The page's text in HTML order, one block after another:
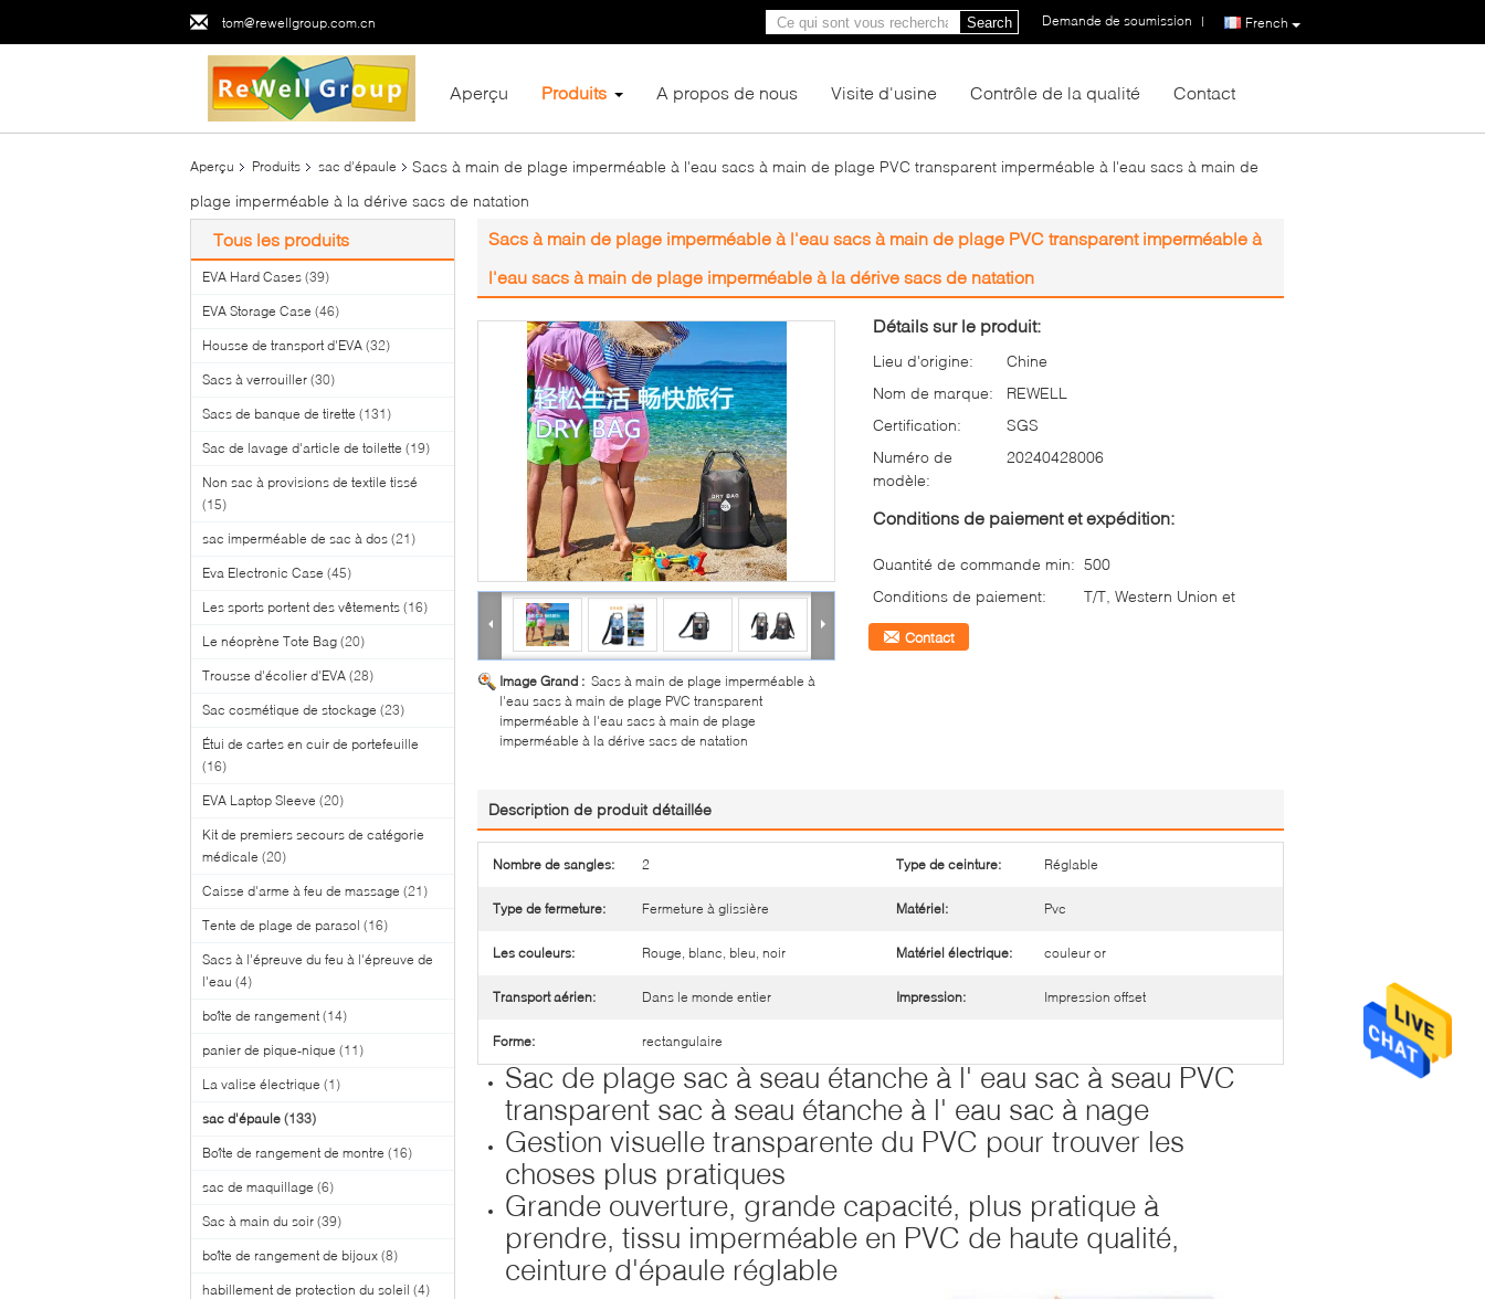
tom@rewellgroup.com.cn French
Demande de soumission |
Search
Aperçu Produits A propos de nous Visite d'usine Contrôle de la qualité Contact
Aperçu Produits sac d'épaule
Sacs à main de plage imperméable à l'eau sacs à main de plage PVC transparent imperméable à l'eau sacs à main de
plage imperméable à la dérive sacs de natation
Tous les produits
EVA Hard Cases (39)
EVA Storage Case (46)
Housse de transport d'EVA (32)
Sacs à verrouiller (30)
Sacs de banque de tirette (131)
Sac de lavage d'article de toilette (19)
Non sac à provisions de textile tissé
(15)
sac imperméable de sac à dos (21)
Eva Electronic Case (45)
Les sports portent des vêtements (16)
Le néoprène Tote Bag (20)
Trousse d'écolier d'EVA (28)
Sac cosmétique de stockage (23)
Étui de cartes en cuir de portefeuille
(16)
EVA Laptop Sleeve (20)
Kit de premiers secours de catégorie
médicale (20)
Caisse d'arme à feu de massage (21)
Tente de plage de parasol (16)
Sacs à l'épreuve du feu à l'épreuve de
l'eau (4)
boîte de rangement (14)
panier de pique-nique (11)
La valise électrique (1)
sac d'épaule (133)
Boîte de rangement de montre (16)
sac de maquillage (6)
Sac à main du soir (39)
boîte de rangement de bijoux (8)
habillement de protection du soleil (4)
Sacs à main de plage imperméable à l'eau sacs à main de plage PVC transparent imperméable à
l'eau sacs à main de plage imperméable à la dérive sacs de natation
Image Grand : Sacs à main de plage imperméable à
l'eau sacs à main de plage PVC transparent
imperméable à l'eau sacs à main de plage
imperméable à la dérive sacs de natation
Détails sur le produit:
Lieu d'origine:
Chine
Nom de marque:
REWELL
Certification:
SGS
Numéro de
modèle:
20240428006
Conditions de paiement et expédition:
Quantité de commande min: 500
Conditions de paiement:
T/T, Western Union et
Contact
Description de produit détaillée
Nombre de sangles: 2 Type de ceinture: Réglable
Type de fermeture: Fermeture à glissière Matériel: Pvc
Les couleurs: Rouge, blanc, bleu, noir Matériel électrique: couleur or
Transport aérien: Dans le monde entier Impression: Impression offset
Forme: rectangulaire
Sac de plage sac à seau étanche à l' eau sac à seau PVC
transparent sac à seau étanche à l' eau sac à nage
Gestion visuelle transparente du PVC pour trouver les
choses plus pratiques
Grande ouverture, grande capacité, plus pratique à
prendre, tissu imperméable en PVC de haute qualité,
ceinture d'épaule réglable